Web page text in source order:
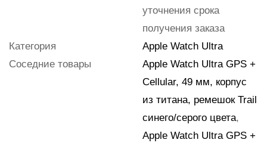
уточнения срока
получения заказа
Категория
Apple Watch Ultra
Соседние товары
Apple Watch Ultra GPS +
Cellular, 49 мм, корпус
из титана, ремешок Trail
синего/серого цвета,
Apple Watch Ultra GPS +